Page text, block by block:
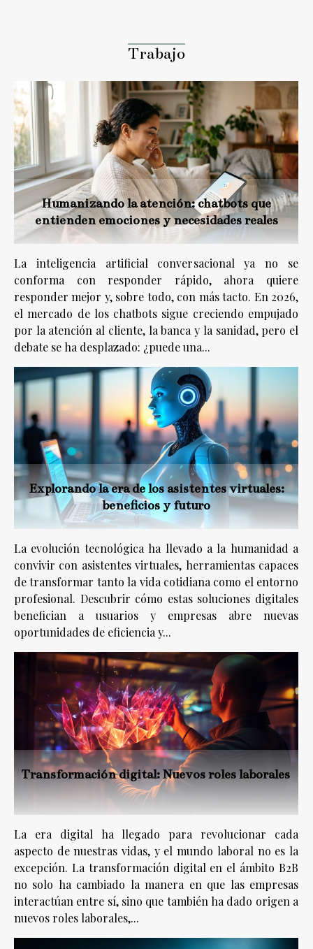
desafíos
Trabajo
Humanizando la atención: chatbots que
entienden emociones y necesidades reales
La inteligencia artificial conversacional ya no se
conforma con responder rápido, ahora quiere
responder mejor y, sobre todo, con más tacto. En 2026,
el mercado de los chatbots sigue creciendo empujado
por la atención al cliente, la banca y la sanidad, pero el
debate se ha desplazado: ¿puede una...
Explorando la era de los asistentes virtuales:
beneficios y futuro
La evolución tecnológica ha llevado a la humanidad a
convivir con asistentes virtuales, herramientas capaces
de transformar tanto la vida cotidiana como el entorno
profesional. Descubrir cómo estas soluciones digitales
benefician a usuarios y empresas abre nuevas
oportunidades de eficiencia y...
Transformación digital: Nuevos roles laborales
La era digital ha llegado para revolucionar cada
aspecto de nuestras vidas, y el mundo laboral no es la
excepción. La transformación digital en el ámbito B2B
no solo ha cambiado la manera en que las empresas
interactúan entre sí, sino que también ha dado origen a
nuevos roles laborales,...